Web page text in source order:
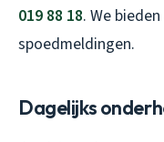
019 88 18. We
spoedmeldingen.
Dagelijks